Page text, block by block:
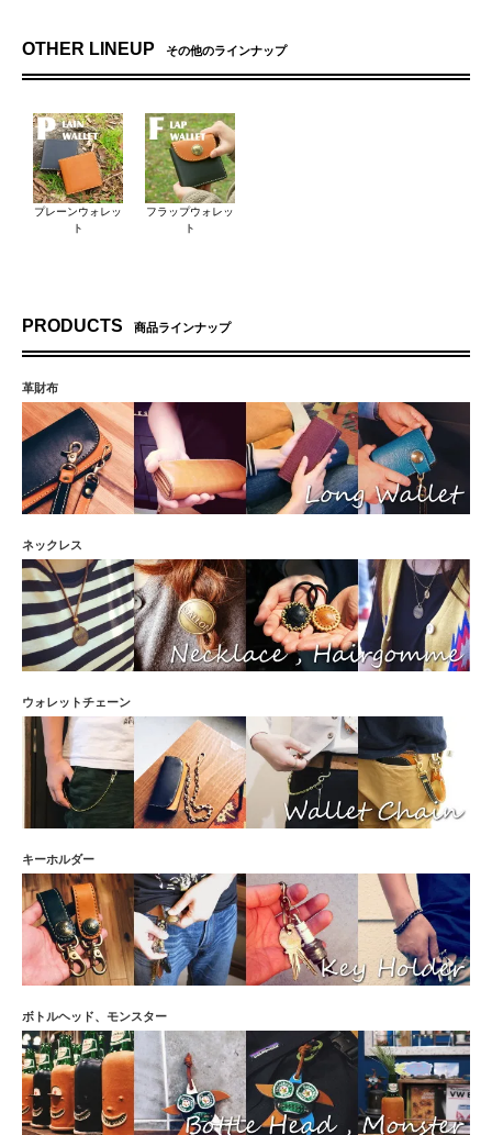
OTHER LINEUP その他のラインナップ
プレーンウォレッ
ト
フラップウォレッ
ト
PRODUCTS 商品ラインナップ
革財布
ネックレス
ウォレットチェーン
キーホルダー
ボトルヘッド、モンスター